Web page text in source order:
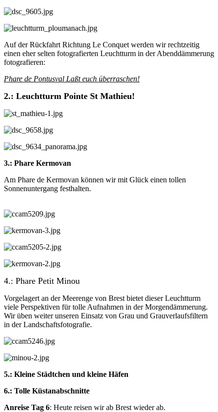
Auf der Rückfahrt Richtung Le Conquet werden wir rechtzeitig
einen eher selten fotografierten Leuchtturm in der Abenddämmerung
fotografieren:
Phare de Pontusval Laßt euch überraschen!
2.: Leuchtturm Pointe St Mathieu!
3.: Phare Kermovan
Am Phare de Kermovan können wir mit Glück einen tollen
Sonnenuntergang festhalten.
4.: Phare Petit Minou
Vorgelagert an der Meerenge von Brest bietet dieser Leuchtturm
viele Perspektiven für tolle Aufnahmen in der Morgendämmerung.
Wir üben weiter unseren Einsatz von Grau und Grauverlaufsfiltern
in der Landschaftsfotografie.
5.: Kleine Städtchen und kleine Häfen
6.: Tolle Küstanabschnitte
Anreise Tag 6: Heute reisen wir ab Brest wieder ab.